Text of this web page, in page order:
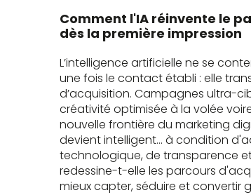
Comment l'IA réinvente le
dès la première impression
L’intelligence artificielle ne se
une fois le contact établi : elle
d’acquisition. Campagnes ultra-
créativité optimisée à la volée
nouvelle frontière du marketing
devient intelligent... à condition
technologique, de transparence
redessine-t-elle les parcours
mieux capter, séduire et convertir